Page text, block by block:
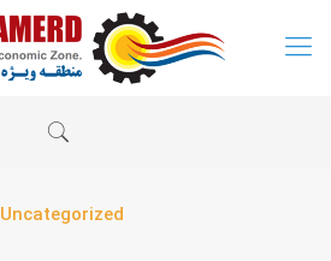
Uncategorized